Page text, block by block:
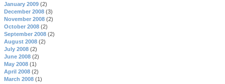
January 2009 (2)
December 2008 (3)
November 2008 (2)
October 2008 (2)
September 2008 (2)
August 2008 (2)
July 2008 (2)
June 2008 (2)
May 2008 (1)
April 2008 (2)
March 2008 (1)